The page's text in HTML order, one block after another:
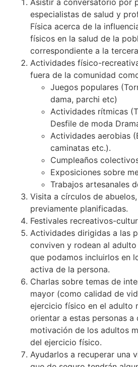
Asistir a conversatorio por
especialistas de salud y
Física acerca de la
físicos en la salud de la
correspondiente a la
Actividades físico-
fuera de la comunidad
Juegos populares
dama, parchi etc)
Actividades rítmicas
Desfile de moda
Actividades aerobias
caminatas etc.).
Cumpleaños
Exposiciones sobre
Trabajos artesanales
Visita a círculos de
previamente planificadas.
Festivales recreativos-
Actividades dirigidas a las
conviven y rodean al
que podamos incluirlos en
activa de la persona.
Charlas sobre temas de
mayor (como calidad de
ejercicio físico en el adulto
orientar a estas personas a
motivación de los adultos
del ejercicio físico.
Ayudarlos a recuperar una